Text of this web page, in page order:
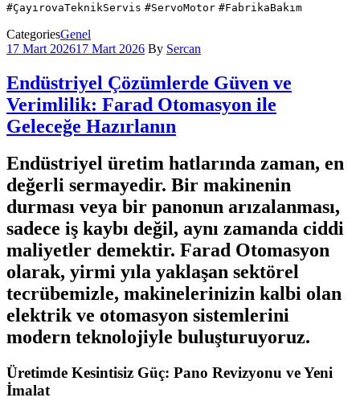
#ÇayırovaTeknikServis #ServoMotor #FabrikaBakım
CategoriesGenel
17 Mart 202617 Mart 2026 By Sercan
Endüstriyel Çözümlerde Güven ve
Verimlilik: Farad Otomasyon ile
Geleceğe Hazırlanın
Endüstriyel üretim hatlarında zaman, en
değerli sermayedir. Bir makinenin
durması veya bir panonun arızalanması,
sadece iş kaybı değil, aynı zamanda ciddi
maliyetler demektir. Farad Otomasyon
olarak, yirmi yıla yaklaşan sektörel
tecrübemizle, makinelerinizin kalbi olan
elektrik ve otomasyon sistemlerini
modern teknolojiyle buluşturuyoruz.
Üretimde Kesintisiz Güç: Pano Revizyonu ve Yeni
İmalat